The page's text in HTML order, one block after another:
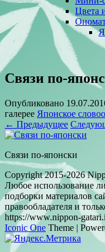
Цвета
Связи по-
Опубликовано
галерее Японское
← Предыдущее
Связи по-японски
Copyright 2015-2026
Любое использование
подборки материалов
правообладателя и
https://www.nippon-
Iconic One Theme |